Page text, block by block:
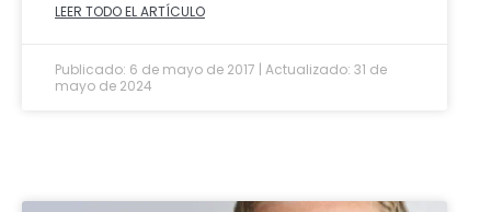
LEER TODO EL ARTÍCULO
Publicado: 6 de mayo de 2017 | Actualizado: 31 de
mayo de 2024